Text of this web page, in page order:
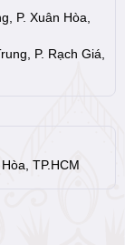
P. Xuân Hòa,
P. Rạch Giá,
TP.HCM